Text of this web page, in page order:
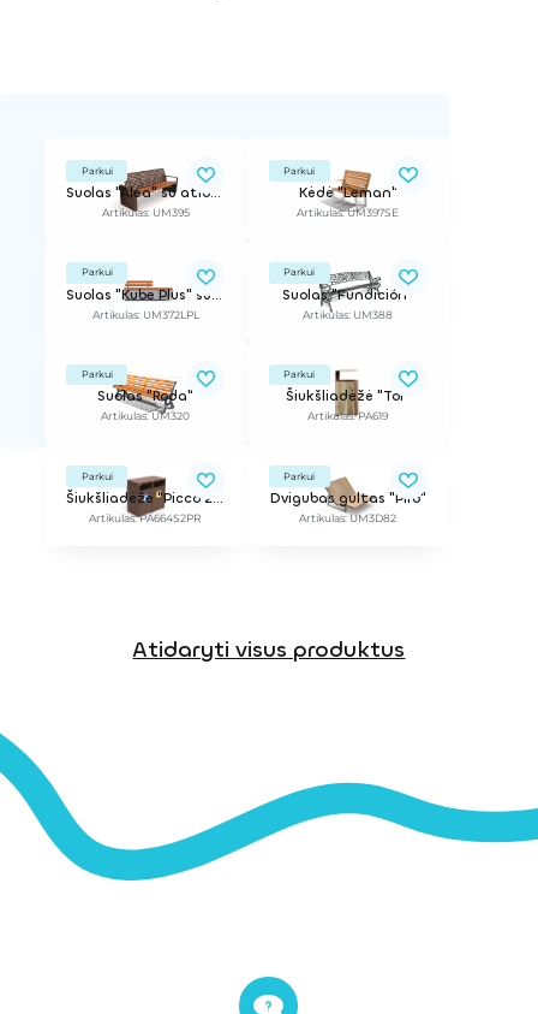
Parkui
Suolas "Alea" su atlošu
Artikulas: UM395
Parkui
Kėdė "Leman"
Artikulas: UM397SE
Parkui
Suolas "Kube Plus" su apšvietimu
Artikulas: UM372LPL
Parkui
Suolas "Fundición"
Artikulas: UM388
Parkui
Suolas "Roda"
Artikulas: UM320
Parkui
Šiukšliadėžė "Tor"
Artikulas: PA619
Parkui
Šiukšliadėžė "Picco 2 ReBnew", rūšiavimui
Artikulas: PA664S2PR
Parkui
Dvigubas gultas "Piro"
Artikulas: UM3D82
Atidaryti visus produktus